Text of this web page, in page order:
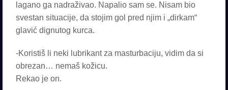
lagano ga nadraživao. Napalio sam se. Nisam bio
svestan situacije, da stojim gol pred njim i „dirkam“
glavić dignutog kurca.
-Koristiš li neki lubrikant za masturbaciju, vidim da si
obrezan… nemaš kožicu.
Rekao je on.